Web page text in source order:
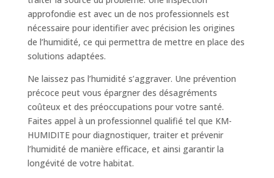
approfondie est avec un de nos professionnels est
nécessaire pour identifier avec précision les origines
de l’humidité, ce qui permettra de mettre en place des
solutions adaptées.
Ne laissez pas l’humidité s’aggraver. Une prévention
précoce peut vous épargner des désagréments
coûteux et des préoccupations pour votre santé.
Faites appel à un professionnel qualifié tel que KM-
HUMIDITE pour diagnostiquer, traiter et prévenir
l’humidité de manière efficace, et ainsi garantir la
longévité de votre habitat.